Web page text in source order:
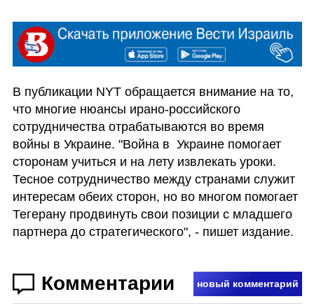
В публикации NYT обращается внимание на то,
что многие нюансы ирано-российского
сотрудничества отрабатываются во время
войны в Украине. "Война в  Украине помогает
сторонам учиться и на лету извлекать уроки.
Тесное сотрудничество между странами служит
интересам обеих сторон, но во многом помогает
Тегерану продвинуть свои позиции с младшего
партнера до стратегического", - пишет издание.
Комментарии новый комментарий